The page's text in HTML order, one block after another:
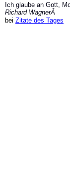
Ich glaube an Gott,
Richard WagnerÂ
bei Zitate des Tages